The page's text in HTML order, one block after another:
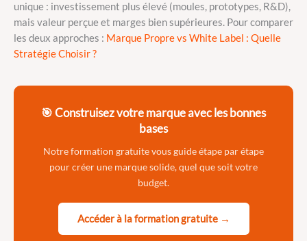
unique : investissement plus élevé (moules, prototypes, R&D),
mais valeur perçue et marges bien supérieures. Pour comparer
les deux approches : Marque Propre vs White Label : Quelle
Stratégie Choisir ?
🎯 Construisez votre marque avec les bonnes
bases
Notre formation gratuite vous guide étape par étape
pour créer une marque solide, quel que soit votre
budget.
Accéder à la formation gratuite →